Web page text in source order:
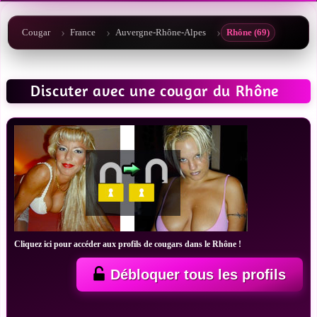
Cougar France Auvergne-Rhône-Alpes Rhône (69)
Discuter avec une cougar du Rhône
Cliquez ici pour accéder aux profils de cougars dans le Rhône !
Débloquer tous les profils